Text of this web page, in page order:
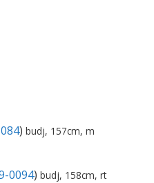
) budj, 157cm, m
0094) budj, 158cm, rt